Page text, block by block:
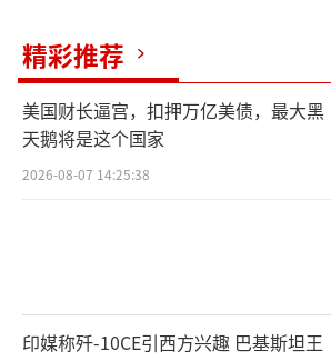
精彩推荐
美国财长逼宫，扣押万亿美债，最大黑
天鹅将是这个国家
2026-08-07 14:25:38
印媒称歼-10CE引西方兴趣 巴基斯坦王